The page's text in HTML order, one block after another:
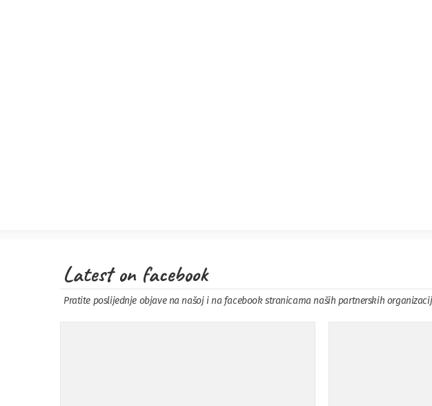
Latest on facebook
Pratite poslijednje objave na našoj i na facebook stranicama naših partnerskih